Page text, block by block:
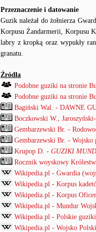
Przeznaczenie i datowanie
Guzik należał do żołnierza
Korpusu Żandarmerii, Korpusu
labry z kropką oraz wypukły
granatu.
Źródła
Podobne guziki na stronie
Podobne guziki na stronie
Bagiński Wal. - DAWNE
Boczkowski W.,
Gembarzewski Br. -
Gembarzewski Br. - Wojsko
Krupop D. - GUZIKI
Rocznik woyskowy
Wikipedia.pl - Gwardia
Wikipedia.pl - Korpus
Wikipedia.pl - Korpus
Wikipedia.pl - Mundur
Wikipedia.pl - Polskie
Wikipedia.pl - Wojsko